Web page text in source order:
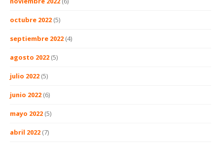
octubre 2022 (5)
septiembre 2022 (4)
agosto 2022 (5)
julio 2022 (5)
junio 2022 (6)
mayo 2022 (5)
abril 2022 (7)